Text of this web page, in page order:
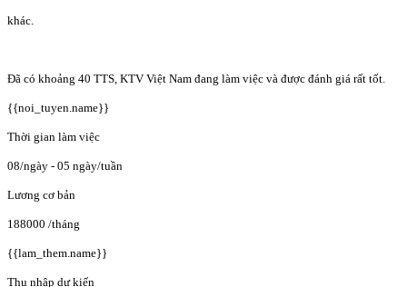
khác.
Đã có khoảng 40 TTS, KTV Việt Nam đang làm việc và được đánh giá rất tốt.
{{noi_tuyen.name}}
Thời gian làm việc
08/ngày - 05 ngày/tuần
Lương cơ bản
188000 /tháng
{{lam_them.name}}
Thu nhập dự kiến